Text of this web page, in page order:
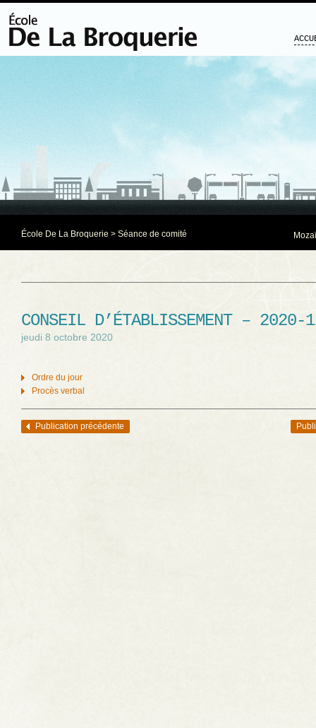
École De La Broquerie > Séance de comité
CONSEIL D’ÉTABLISSEMENT – 2020-
jeudi 8 octobre 2020
Ordre du jour
Procès verbal
Navigation des articles
Publication précédente